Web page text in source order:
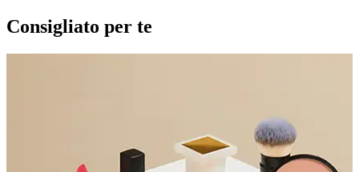
Consigliato per te